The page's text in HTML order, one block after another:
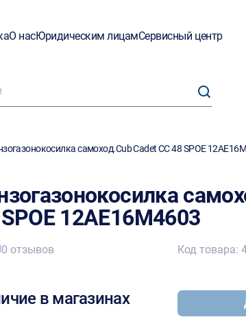
О насЮридическим лицамСервисный центр
самоход.Cub Cadet CC 48 SPOE
12AE16M4603
0 отзывов
в магазинах
Код товара: